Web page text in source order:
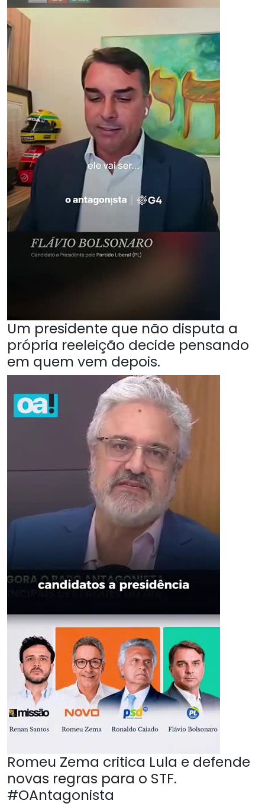
Um presidente que não disputa a
própria reeleição decide pensando
em quem vem depois.
Romeu Zema critica Lula e defende
novas regras para o STF.
#OAntagonista